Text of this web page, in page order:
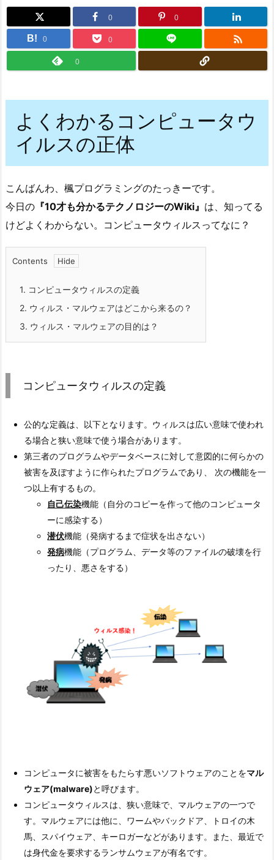
0 0
B! 0 0 
0
よくわかるコンピュータウ
イルスの正体
こんばんわ、楓プログラミングのたっきーです。
今日の 『10才も分かるテクノロジーのWiki』 は、知ってる
けどよくわからない。コンピュータウィルスってなに？
Contents
1. コンピュータウィルスの定義
2. ウィルス・マルウェアはどこから来るの？
3. ウィルス・マルウェアの目的は？
コンピュータウィルスの定義
公的な定義は、以下となります。ウィルスは広い意味で使われ
る場合と狭い意味で使う場合があります。
第三者のプログラムやデータベースに対して意図的に何らかの
被害を及ぼすように作られたプログラムであり、 次の機能を一
つ以上有するもの。
自己伝染機能（自分のコピーを作って他のコンピュータ
ーに感染する）
潜伏機能（発病するまで症状を出さない）
発病機能（プログラム、データ等のファイルの破壊を行
ったり、悪さをする）
コンピュータに被害をもたらす悪いソフトウェアのことをマル
ウェア(malware)と呼びます。
コンピュータウィルスは、狭い意味で、マルウェアの一つで
す。マルウェアには他に、ワームやバックドア、トロイの木
馬、スパイウェア、キーロガーなどがあります。また、最近で
は身代金を要求するランサムウェアが有名です。